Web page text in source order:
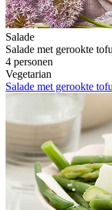
Salade
Salade met gerookte
4 personen
Vegetarian
Salade met gerookte